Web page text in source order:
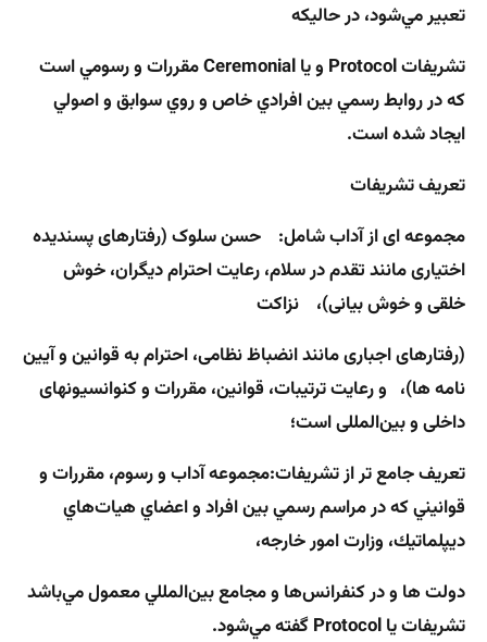
تعبير مي‌شود، در حاليكه
تشريفاتProtocol و ياCeremonialمقررات و رسومي است
كه در روابط رسمي بين افرادي خاص و روي سوابق و اصولي
ايجاد شده است.
تعریف تشریفات
مجموعه ای از آداب شامل: حسن سلوک (رفتارهای پسندیده
اختیاری مانند تقدم در سلام، رعایت احترام دیگران، خوش
خلقی و خوش بیانی)، نزاکت
(رفتارهای اجباری مانند انضباظ نظامی، احترام به قوانین و آیین
نامه ها)، و رعایت ترتیبات، قوانین، مقررات و کنوانسیونهای
داخلی و بین‌المللی است؛
تعريف جامع تر از تشريفات:مجموعه آداب و رسوم، مقررات و
قوانيني كه در مراسم رسمي بين افراد و اعضاي هيات‌هاي
ديپلماتيك، وزارت امور خارجه،
دولت ها و در كنفرانس‌ها و مجامع بين‌المللي معمول مي‌باشد
تشريفات ياProtocolگفته مي‌شود.